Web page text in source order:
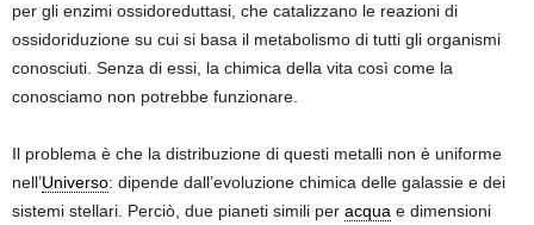
per gli enzimi ossidoreduttasi, che catalizzano le reazioni di
ossidoriduzione su cui si basa il metabolismo di tutti gli organismi
conosciuti. Senza di essi, la chimica della vita così come la
conosciamo non potrebbe funzionare.
Il problema è che la distribuzione di questi metalli non è uniforme
nell’Universo: dipende dall’evoluzione chimica delle galassie e dei
sistemi stellari. Perciò, due pianeti simili per acqua e dimensioni